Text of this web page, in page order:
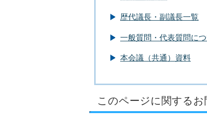
歴代議長・副議長一覧
一般質問・代表質問に
本会議（共通）資料
このページに関する